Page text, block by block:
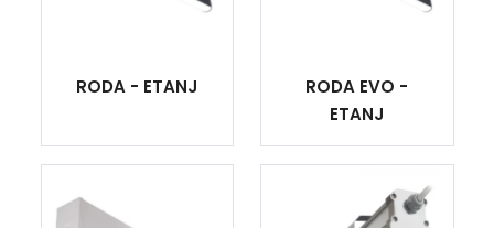
RODA - ETANJ
RODA EVO -
ETANJ